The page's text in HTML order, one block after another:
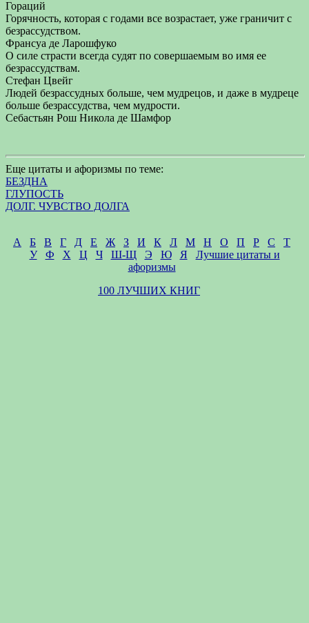
Гораций
Горячность, которая с годами все возрастает, уже граничит с
безрассудством.
Франсуа де Ларошфуко
О силе страсти всегда судят по совершаемым во имя ее
безрассудствам.
Стефан Цвейг
Людей безрассудных больше, чем мудрецов, и даже в мудреце
больше безрассудства, чем мудрости.
Себастьян Рош Никола де Шамфор
Еще цитаты и афоризмы по теме:
БЕЗДНА
ГЛУПОСТЬ
ДОЛГ. ЧУВСТВО ДОЛГА
А Б В Г Д Е Ж З И К Л М Н О П Р С
Т
У
Ф Х Ц Ч Ш-Щ Э Ю Я
Лучшие цитаты и
афоризмы
100 ЛУЧШИХ КНИГ